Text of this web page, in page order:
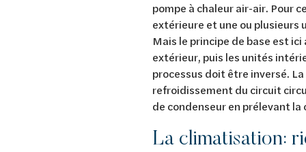
pompe à chaleur air-air. Pour
extérieure et une ou
Mais le principe de base est
extérieur, puis les unités
processus doit être inversé.
refroidissement du circuit
de condenseur en prélevant
La climatisation: